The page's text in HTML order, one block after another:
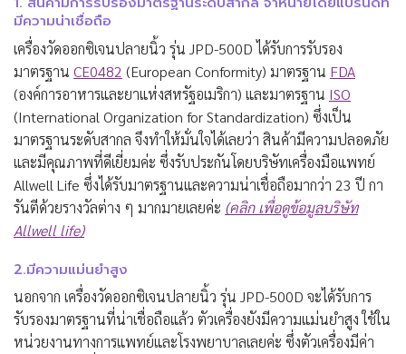
มีความน่าเชื่อถือ
เครื่องวัดออกซิเจนปลายนิ้ว รุ่น JPD-500D ได้รับการรับรอง
มาตรฐาน CE0482 (European Conformity) มาตรฐาน FDA
(องค์การอาหารและยาแห่งสหรัฐอเมริกา) และมาตรฐาน ISO
(International Organization for Standardization) ซึ่งเป็น
มาตรฐานระดับสากล จึงทำให้มั่นใจได้เลยว่า สินค้ามีความปลอดภัย
และมีคุณภาพที่ดีเยี่ยมค่ะ ซึ่งรับประกันโดยบริษัทเครื่องมือแพทย์
Allwell Life ซึ่งได้รับมาตรฐานและความน่าเชื่อถือมากว่า 23 ปี กา
รันตีด้วยรางวัลต่าง ๆ มากมายเลยค่ะ (คลิก เพื่อดูข้อมูลบริษัท
Allwell life)
2.มีความแม่นยำสูง
นอกจาก เครื่องวัดออกซิเจนปลายนิ้ว รุ่น JPD-500D จะได้รับการ
รับรองมาตรฐานที่น่าเชื่อถือแล้ว ตัวเครื่องยังมีความแม่นยำสูง ใช้ใน
หน่วยงานทางการแพทย์และโรงพยาบาลเลยค่ะ ซึ่งตัวเครื่องมีค่า